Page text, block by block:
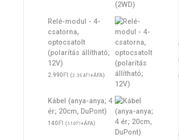
Relé-modul - 4-
csatorna,
optocsatolt
(polarítás állítható;
12V)
2.990Ft (2.354Ft+ÁFA)
Kábel (anya-anya; 4
ér; 20cm, DuPont)
140Ft (110Ft+ÁFA)